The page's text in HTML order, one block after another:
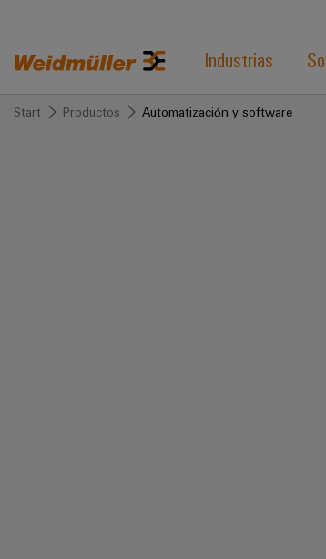
Industrias
Start Productos Automatización y software